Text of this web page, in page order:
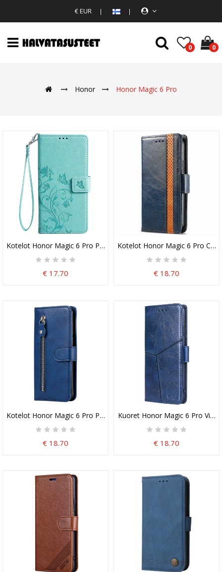
€ EUR
0 0
Honor Honor Magic 6 Pro
Kotelot Honor Magic 6 Pro Perhosia Ja Kukkia Kuvio Hihnalla
€ 17.70
Kotelot Honor Magic 6 Pro
€ 18.70
Kotelot Honor Magic 6 Pro Puhelinkuoret Vetoketjullinen Tasku
€ 18.70
Kuoret Honor Magic 6 Pro
€ 18.70